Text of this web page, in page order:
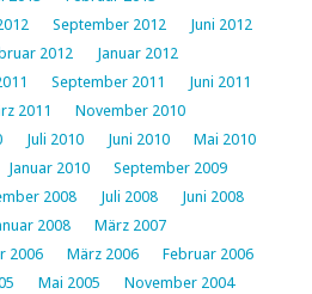
September 2012
Juni 2012
2012
Januar 2012
September 2011
Juni 2011
2011
November 2010
Juli 2010 Juni 2010
Mai 2010
Januar 2010
September 2009
2008 Juli 2008
Juni 2008
2008
März 2007
2006 März 2006
Februar 2006
Mai 2005 November 2004